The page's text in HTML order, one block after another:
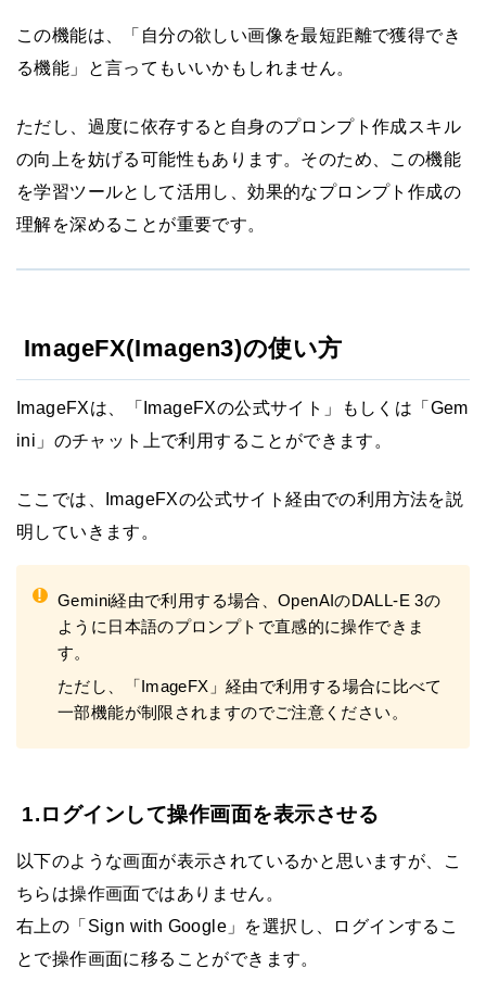
この機能は、「自分の欲しい画像を最短距離で獲得でき
る機能」と言ってもいいかもしれません。
ただし、過度に依存すると自身のプロンプト作成スキル
の向上を妨げる可能性もあります。そのため、この機能
を学習ツールとして活用し、効果的なプロンプト作成の
理解を深めることが重要です。
ImageFX(Imagen3)の使い方
ImageFXは、「ImageFXの公式サイト」もしくは「Gem
ini」のチャット上で利用することができます。
ここでは、ImageFXの公式サイト経由での利用方法を説
明していきます。
!
Gemini経由で利用する場合、OpenAIのDALL-E 3の
ように日本語のプロンプトで直感的に操作できま
す。
ただし、「ImageFX」経由で利用する場合に比べて
一部機能が制限されますのでご注意ください。
1.ログインして操作画面を表示させる
以下のような画面が表示されているかと思いますが、こ
ちらは操作画面ではありません。
右上の「Sign with Google」を選択し、ログインするこ
とで操作画面に移ることができます。